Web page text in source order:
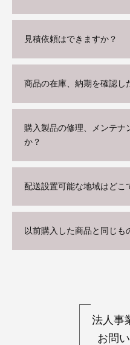
見積依頼はできますか？
商品の在庫、納期を確認し
購入製品の修理、メンテナ
か？
配送設置可能な地域はどこ
以前購入した商品と同じも
法人事
お問